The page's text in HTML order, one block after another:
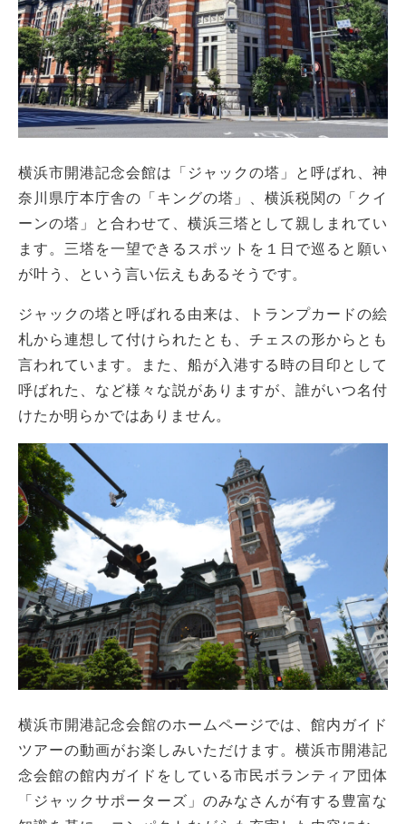
横浜市開港記念会館は「ジャックの塔」と呼ばれ、神
奈川県庁本庁舎の「キングの塔」、横浜税関の「クイ
ーンの塔」と合わせて、横浜三塔として親しまれてい
ます。三塔を一望できるスポットを１日で巡ると願い
が叶う、という言い伝えもあるそうです。
ジャックの塔と呼ばれる由来は、トランプカードの絵
札から連想して付けられたとも、チェスの形からとも
言われています。また、船が入港する時の目印として
呼ばれた、など様々な説がありますが、誰がいつ名付
けたか明らかではありません。
横浜市開港記念会館のホームページでは、館内ガイド
ツアーの動画がお楽しみいただけます。横浜市開港記
念会館の館内ガイドをしている市民ボランティア団体
「ジャックサポーターズ」のみなさんが有する豊富な